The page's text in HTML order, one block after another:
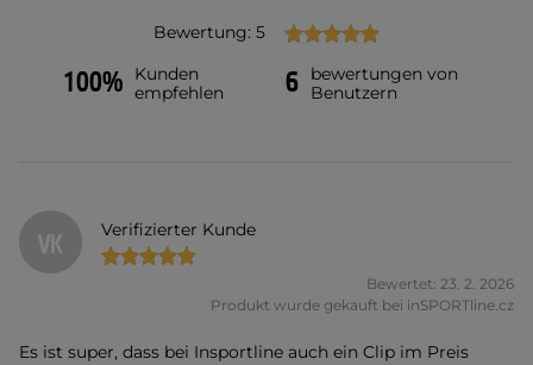
Bewertung: 5
100%
Kunden
empfehlen
6
bewertungen von
Benutzern
VK Verifizierter Kunde
Bewertet: 23. 2. 2026
Produkt wurde gekauft bei inSPORTline.cz
Es ist super, dass bei Insportline auch ein Clip im Preis